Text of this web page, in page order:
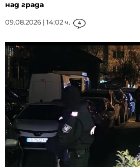
над града
09.08.2026 | 14:02 ч. 4